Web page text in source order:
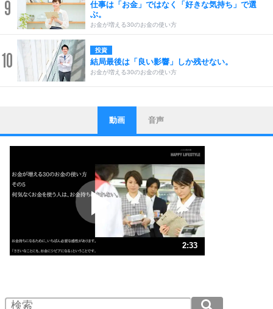
9
仕事は「お金」ではなく「好きな気持ち」で選
ぶ。
お金が増える30のお金の使い方
10 投資
結局最後は「良い影響」しか残せない。
お金が増える30のお金の使い方
1
ストレス対策
他人と比べない。
いっそのこと、他人を見ない。
いらいらしない人になる30の方法
プラス思考
ポジティブになれない原因は、行動しないから。
ポジティブ思考になる30の方法
ストレス対策
人生、なんとかなるもの。
気楽に生きる30の方法
4 器の大きい人は、怒りを優しさで表現する。
動画 音声
2:33
2.0倍速 （300KB 1分16秒）